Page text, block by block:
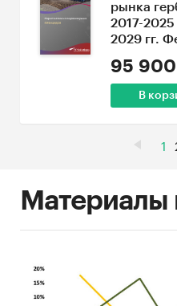
рынка
2017-2025
2029 гг.
95
В
1
Материалы